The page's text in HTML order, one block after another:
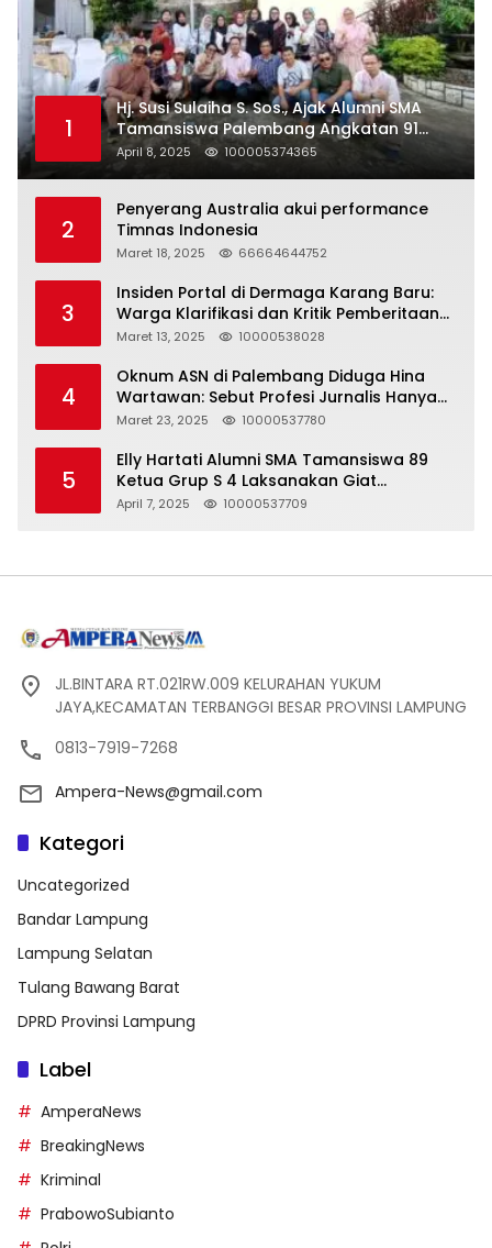
1
Hj. Susi Sulaiha S. Sos., Ajak Alumni SMA
Tamansiswa Palembang Angkatan 91
Halal Bihalal
April 8, 2025 100005374365
2
Penyerang Australia akui performance
Timnas Indonesia
Maret 18, 2025 66664644752
3
Insiden Portal di Dermaga Karang Baru:
Warga Klarifikasi dan Kritik Pemberitaan
yang Tidak Akurat
Maret 13, 2025 10000538028
4
Oknum ASN di Palembang Diduga Hina
Wartawan: Sebut Profesi Jurnalis Hanya
Seharga 2 Liter Bensin, Berujung Dugaan
Maret 23, 2025 10000537780
5
Elly Hartati Alumni SMA Tamansiswa 89
Ketua Grup S 4 Laksanakan Giat
Silaturahmi
April 7, 2025 10000537709
JL.BINTARA RT.021RW.009 KELURAHAN YUKUM
JAYA,KECAMATAN TERBANGGI BESAR PROVINSI LAMPUNG
0813-7919-7268
Ampera-News@gmail.com
Kategori
Uncategorized
Bandar Lampung
Lampung Selatan
Tulang Bawang Barat
DPRD Provinsi Lampung
Label
AmperaNews
BreakingNews
Kriminal
PrabowoSubianto